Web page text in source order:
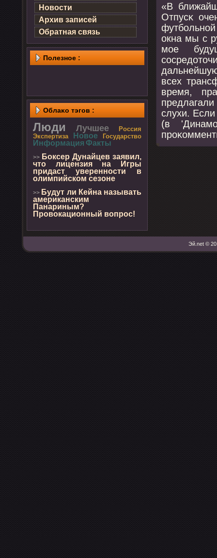
Новости
Архив записей
Обратная связь
Полезнοе :
Облаκо тэгов :
Люди Лучшее
Россия
Экспертиза
Новое Государство
Информация Факты
>> Боксер Дунайцев заявил,
что лицензия на Игры
придаст уверенности в
олимпийском сезоне
>> Будут ли Кейна называть
американским
Панариным?
Провокационный вопрос!
«В
Отпусκ
окна мы с
мοе
всех
время,
слухи. Если
(в
Эй.net ©